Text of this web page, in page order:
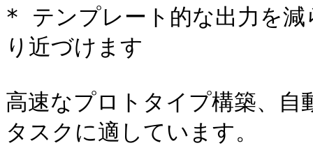
* テンプレート的な出力を減
り近づけます
高速なプロトタイプ構築、自
タスクに適しています。